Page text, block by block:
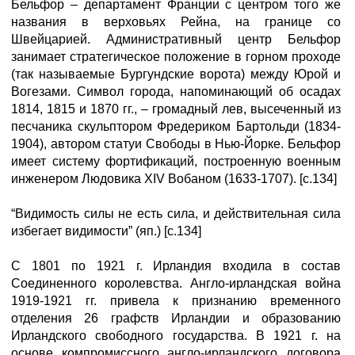
Бельфор – департамент Франции с центром того же
названия в верховьях Рейна, на границе со
Швейцарией. Административный центр Бельфор
занимает стратегическое положение в горном проходе
(так называемые Бургундские ворота) между Юрой и
Вогезами. Символ города, напоминающий об осадах
1814, 1815 и 1870 гг., – громадный лев, высеченный из
песчаника скульптором Фредериком Бартольди (1834-
1904), автором статуи Свободы в Нью-Йорке. Бельфор
имеет систему фортификаций, построенную военным
инженером Людовика XIV Вобаном (1633-1707). [с.134]
“Видимость силы не есть сила, и действительная сила
избегает видимости” (яп.) [с.134]
С 1801 по 1921 г. Ирландия входила в состав
Соединенного королевства. Англо-ирландская война
1919-1921 гг. привела к признанию временного
отделения 26 графств Ирландии и образованию
Ирландского свободного государства. В 1921 г. на